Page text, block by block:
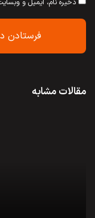
ذخیره نام، ایمیل و
مقالات مشابه